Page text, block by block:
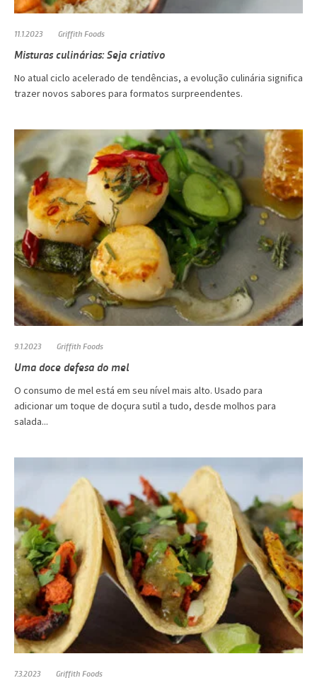
11.1.2023 Griffith Foods
Misturas culinárias: Seja criativo
No atual ciclo acelerado de tendências, a evolução culinária significa
trazer novos sabores para formatos surpreendentes.
9.1.2023 Griffith Foods
Uma doce defesa do mel
O consumo de mel está em seu nível mais alto. Usado para
adicionar um toque de doçura sutil a tudo, desde molhos para
salada...
7.3.2023 Griffith Foods